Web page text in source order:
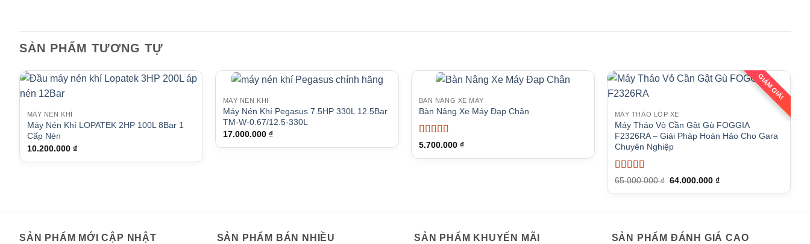
SẢN PHẨM TƯƠNG TỰ
MÁY NÉN KHÍ
Máy Nén Khí LOPATEK 2HP 100L 8Bar 1
Cấp Nén
10.200.000 ₫
MÁY NÉN KHÍ
Máy Nén Khí Pegasus 7.5HP 330L 12.5Bar
TM-W-0.67/12.5-330L
17.000.000 ₫
BÀN NÂNG XE MÁY
Bàn Nâng Xe Máy Đạp Chân
Được xếp
5.700.000 ₫
GIẢM GIÁ!
MÁY THÁO LỐP XE
Máy Tháo Vỏ Cần Gật Gù FOGGIA
F2326RA – Giải Pháp Hoàn Hảo Cho Gara
Chuyên Nghiệp
Được xếp
65.000.000₫ Giá
là:
64.000.000₫Giá
tại
SẢN PHẨM MỚI CẬP NHẬT SẢN PHẨM BÁN NHIỀU SẢN PHẨM KHUYẾN MÃI SẢN PHẨM ĐÁNH GIÁ CAO